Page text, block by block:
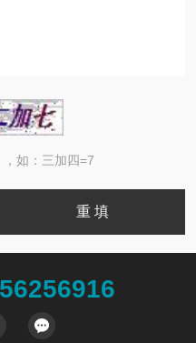
如：三加四=7